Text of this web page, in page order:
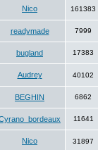
Nico 161383
readymade 7999
bugland 17383
Audrey 40102
BEGHIN 6862
11641
Nico 31897